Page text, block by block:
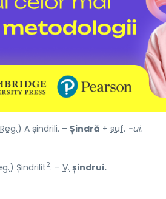
Reg.) A șindrili. – Șindră + suf. -ui.
) Șindrilit2. – V. șindrui.